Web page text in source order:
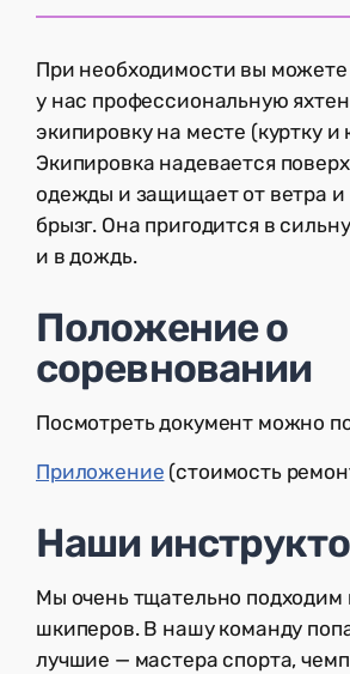
При необходимости вы можете
у нас профессиональную
экипировку на месте (куртку
Экипировка надевается
одежды и защищает от ветра и
брызг. Она пригодится в
и в дождь.
Положение о
соревновании
Посмотреть документ можно
Приложение (стоимость
Наши
Мы очень тщательно подходим
шкиперов. В нашу команду
лучшие — мастера спорта,